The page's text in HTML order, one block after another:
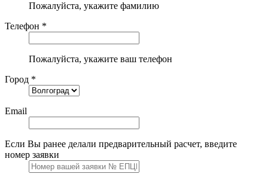
Пожалуйста, укажите фамилию
Телефон *
Пожалуйста, укажите ваш телефон
Город *
Email
Если Вы ранее делали предварительный расчет, введите
номер заявки